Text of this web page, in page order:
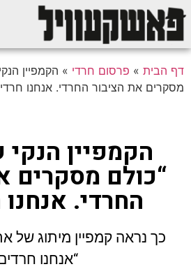
דף הבית » פרסום חרדי »
מסקרים את הציבור החרדי. אנחנו
“כולם מסקרים
החרדי.
כך נראה קמפיין מיתוג של
“אנחנו